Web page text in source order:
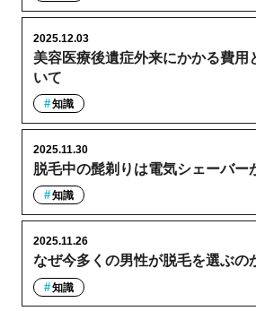
美容医療後遺症外来にかかる費用
いて
2025.12.03
知識
脱毛中の髭剃りは電気シェーバー
2025.11.30
知識
なぜ今多くの男性が脱毛を選ぶの
2025.11.26
知識